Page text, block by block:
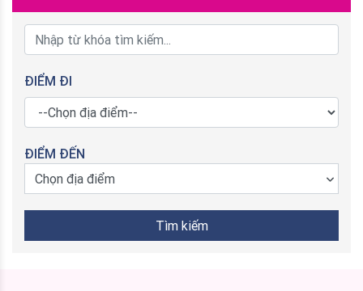
ĐIỂM ĐI
ĐIỂM ĐẾN
Chọn địa điểm
Tìm kiếm